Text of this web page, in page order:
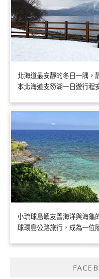
北海道最安靜的冬日一隅，
本北海道支笏湖一日遊行程
小琉球島嶼友善海洋與海龜
球環島公路旅行，成為一位